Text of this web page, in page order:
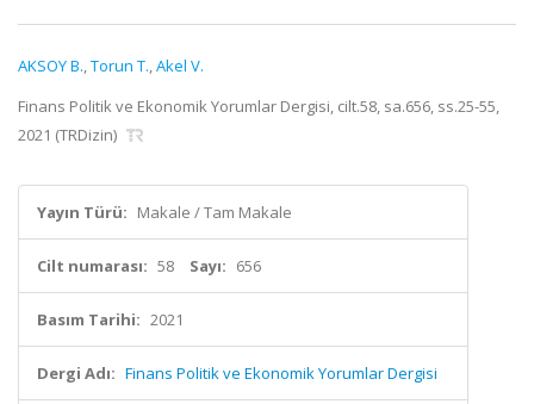
AKSOY B.,Torun T.,Akel V.
Finans Politik ve Ekonomik Yorumlar Dergisi, cilt.58, sa.656, ss.25-55,
2021 (TRDizin)
Yayın Türü: Makale / Tam Makale
Cilt numarası: 58 Sayı: 656
Basım Tarihi: 2021
Dergi Adı: Finans Politik ve Ekonomik Yorumlar Dergisi